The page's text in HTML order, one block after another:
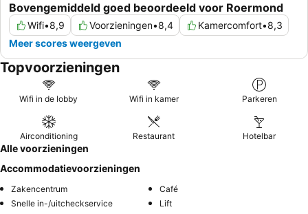
Bovengemiddeld goed beoordeeld voor Roermond
Wifi•8,9 Voorzieningen•8,4 Kamercomfort•8,3
Meer scores weergeven
Topvoorzieningen
Wifi in de lobby Wifi in kamer Parkeren
Airconditioning Restaurant Hotelbar
Alle voorzieningen
Accommodatievoorzieningen
Zakencentrum
Café
Snelle in-/uitcheckservice
Lift